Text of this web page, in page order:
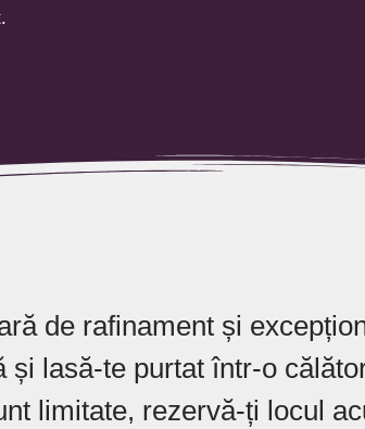
de rafinament și
și lasă-te purtat într-o
limitate, rezervă-ți locul